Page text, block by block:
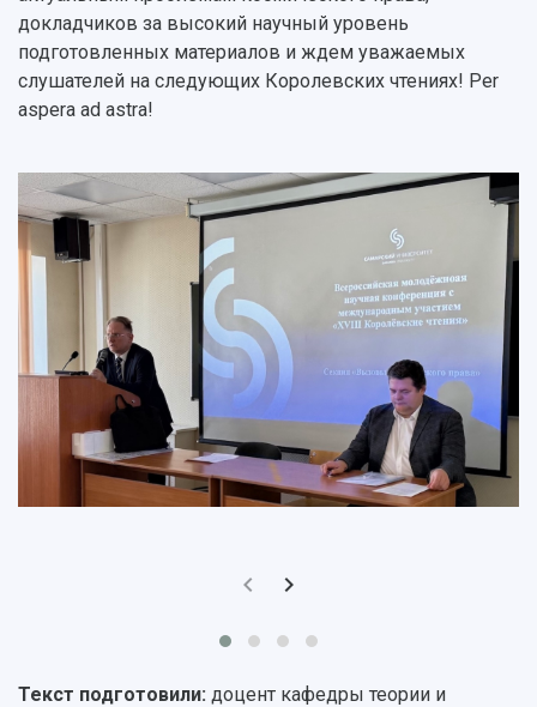
докладчиков за высокий научный уровень
подготовленных материалов и ждем уважаемых
слушателей на следующих Королевских чтениях! Per
aspera ad astra!
Текст подготовили: доцент кафедры теории и